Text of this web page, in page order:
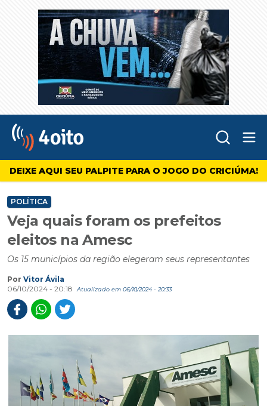
4oito
DEIXE AQUI SEU PALPITE PARA O JOGO DO CRICIÚMA!
POLÍTICA
Veja quais foram os prefeitos
eleitos na Amesc
Os 15 municípios da região elegeram seus representantes
Por Vitor Ávila
06/10/2024 - 20:18
Atualizado em 06/10/2024 - 20:33